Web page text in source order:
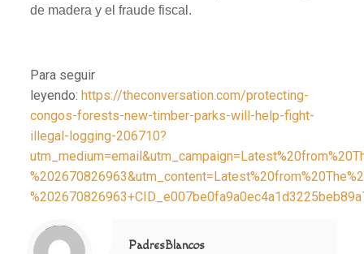
de madera y el fraude fiscal.
Para seguir
leyendo: https://theconversation.com/protecting-
congos-forests-new-timber-parks-will-help-fight-
illegal-logging-206710?
Notice
: Trying to access array offset on value of type null in
/home/misioner/public_html/padresblancos/themes/betheme/includes/content-single.php
on line
286
PadresBlancos